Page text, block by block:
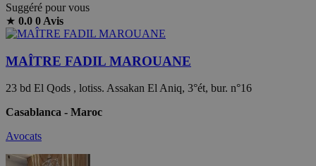
Suggéré pour vous
★ 0.0 0 Avis
MAÎTRE FADIL MAROUANE
23 bd El Qods , lotiss. Assakan El Aniq, 3°ét, bur. n°16
Casablanca - Maroc
Avocats